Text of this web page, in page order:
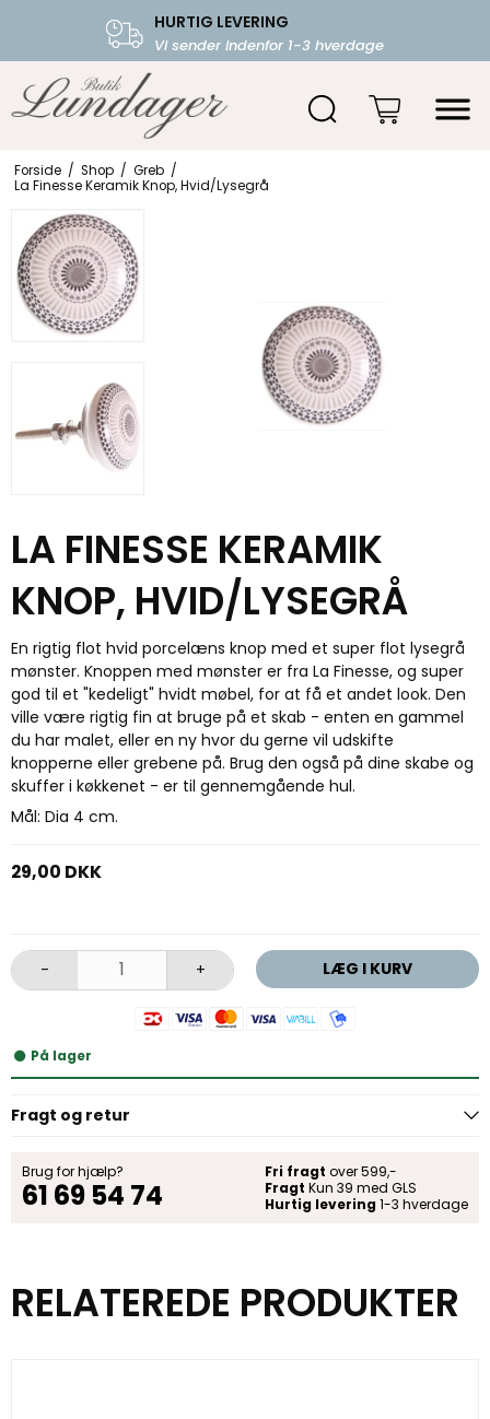
HURTIG LEVERING
Vi sender indenfor 1-3 hverdage
FRI FRAGT OVER 599.-
Starter fra 39,-
Forside / Shop / Greb /
La Finesse Keramik Knop, Hvid/Lysegrå
LA FINESSE KERAMIK
KNOP, HVID/LYSEGRÅ
En rigtig flot hvid porcelæns knop med et super flot lysegrå
mønster. Knoppen med mønster er fra La Finesse, og super
god til et "kedeligt" hvidt møbel, for at få et andet look. Den
ville være rigtig fin at bruge på et skab - enten en gammel
du har malet, eller en ny hvor du gerne vil udskifte
knopperne eller grebene på. Brug den også på dine skabe og
skuffer i køkkenet - er til gennemgående hul.
Mål: Dia 4 cm.
29,00 DKK
- + LÆG I KURV
På lager
Fragt og retur
Brug for hjælp?
61 69 54 74
Fri fragt over 599,-
Fragt Kun 39 med GLS
Hurtig levering 1-3 hverdage
RELATEREDE PRODUKTER